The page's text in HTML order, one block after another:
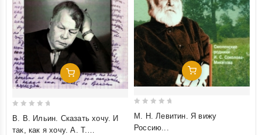
Добавить В Корзину
В. В. Ильин. Сказать хочу. И
так, как я хочу. А. Т.
Добавить В Корзину
М. Н. Левитин. Я вижу
Россию...